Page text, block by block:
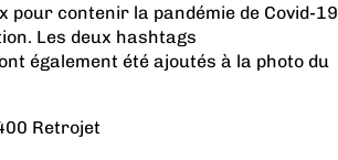
contenir la pandémie de Covid-19
Les deux hashtags
​​également été ajoutés à la photo du
Retrojet